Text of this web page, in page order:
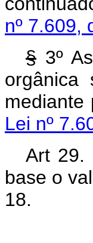
nº 7.609,
§ 3º
orgânica
Lei nº
Art 29.
base o
18.